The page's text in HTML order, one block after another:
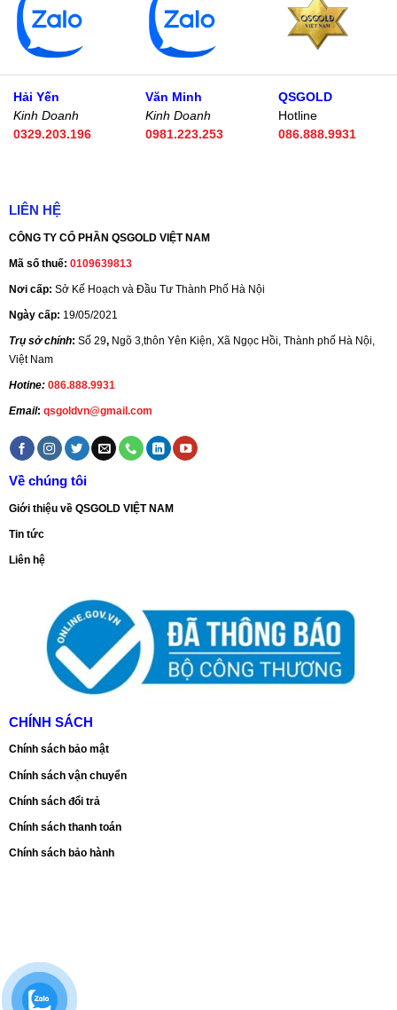
Hải Yến
Kinh Doanh
0329.203.196
Văn Minh
Kinh Doanh
0981.223.253
QSGOLD
Hotline
086.888.9931
LIÊN HỆ
CÔNG TY CỔ PHẦN QSGOLD VIỆT NAM
Mã số thuế: 0109639813
Nơi cấp: Sở Kế Hoạch và Đầu Tư Thành Phố Hà Nội
Ngày cấp: 19/05/2021
Trụ sở chính: Số 29, Ngõ 3,thôn Yên Kiện, Xã Ngọc Hồi, Thành phố Hà Nội,
Việt Nam
Hotine: 086.888.9931
Email: qsgoldvn@gmail.com
Về chúng tôi
Giới thiệu về QSGOLD VIỆT NAM
Tin tức
Liên hệ
CHÍNH SÁCH
Chính sách bảo mật
Chính sách vận chuyển
Chính sách đổi trả
Chính sách thanh toán
Chính sách bảo hành